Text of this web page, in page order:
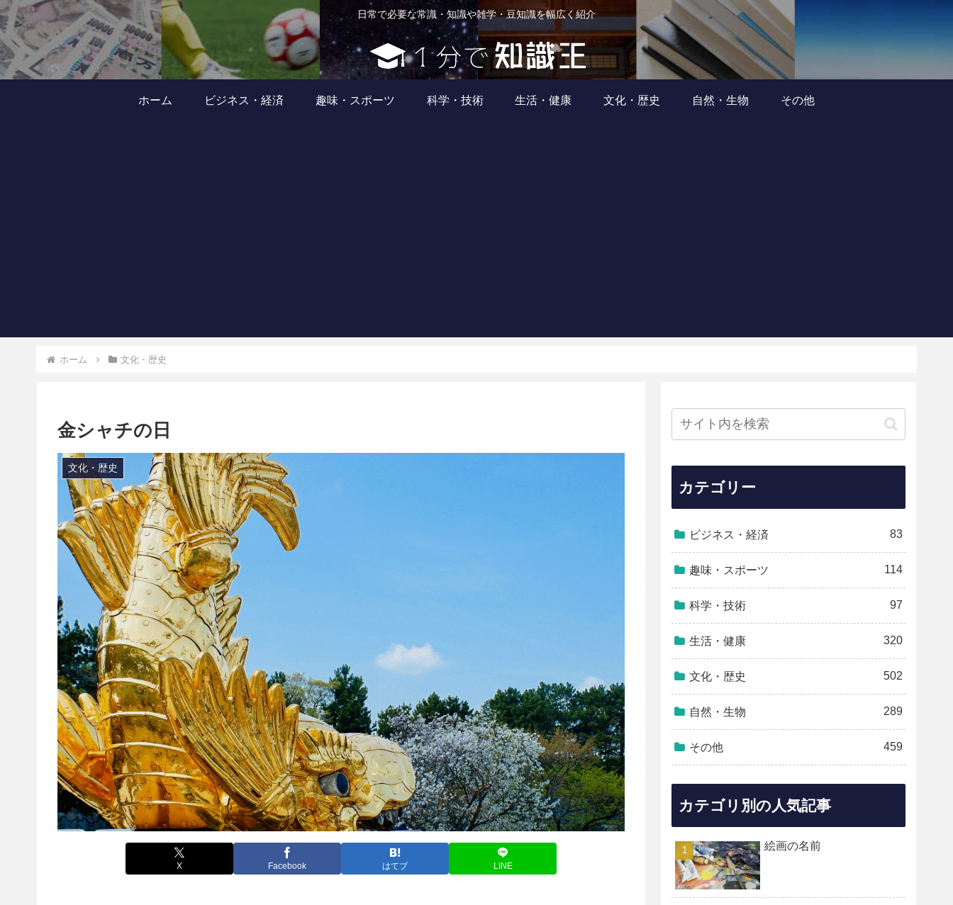
日常で必要な常識・知識や雑学・豆知識を幅広く紹介
ホーム ビジネス・経済 趣味・スポーツ 科学・技術 生活・健康 文化・歴史 自然・生物 その他
ホーム 文化・歴史
金シャチの日
文化・歴史
X Facebook はてブ LINE
カテゴリー
ビジネス・経済 83
趣味・スポーツ 114
科学・技術 97
生活・健康 320
文化・歴史 502
自然・生物 289
その他 459
カテゴリ別の人気記事
絵画の名前